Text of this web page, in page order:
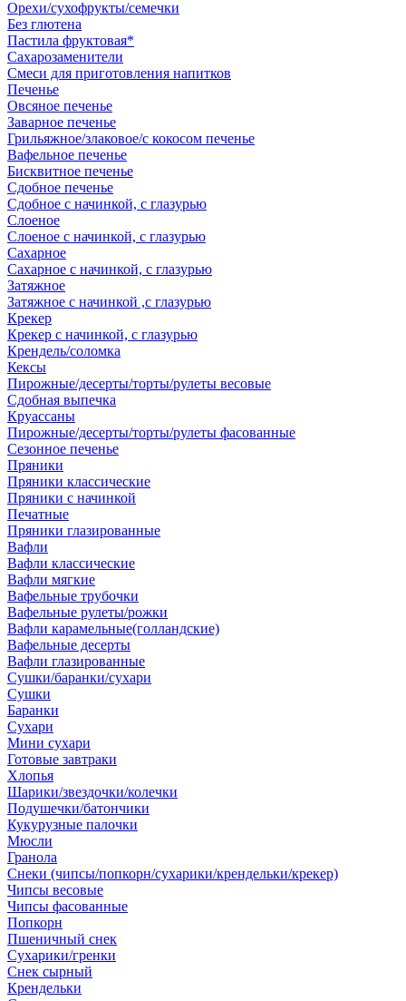
Орехи/сухофрукты/семечки
Без глютена
Пастила фруктовая*
Сахарозаменители
Смеси для приготовления напитков
Печенье
Овсяное печенье
Заварное печенье
Грильяжное/злаковое/с кокосом печенье
Вафельное печенье
Бисквитное печенье
Сдобное печенье
Сдобное с начинкой, с глазурью
Слоеное
Слоеное с начинкой, с глазурью
Сахарное
Сахарное с начинкой, с глазурью
Затяжное
Затяжное с начинкой ,с глазурью
Крекер
Крекер с начинкой, с глазурью
Крендель/соломка
Кексы
Пирожные/десерты/торты/рулеты весовые
Сдобная выпечка
Круассаны
Пирожные/десерты/торты/рулеты фасованные
Сезонное печенье
Пряники
Пряники классические
Пряники с начинкой
Печатные
Пряники глазированные
Вафли
Вафли классические
Вафли мягкие
Вафельные трубочки
Вафельные рулеты/рожки
Вафли карамельные(голландские)
Вафельные десерты
Вафли глазированные
Сушки/баранки/сухари
Сушки
Баранки
Сухари
Мини сухари
Готовые завтраки
Хлопья
Шарики/звездочки/колечки
Подушечки/батончики
Кукурузные палочки
Мюсли
Гранола
Снеки (чипсы/попкорн/сухарики/крендельки/крекер)
Чипсы весовые
Чипсы фасованные
Попкорн
Пшеничный снек
Сухарики/гренки
Снек сырный
Крендельки